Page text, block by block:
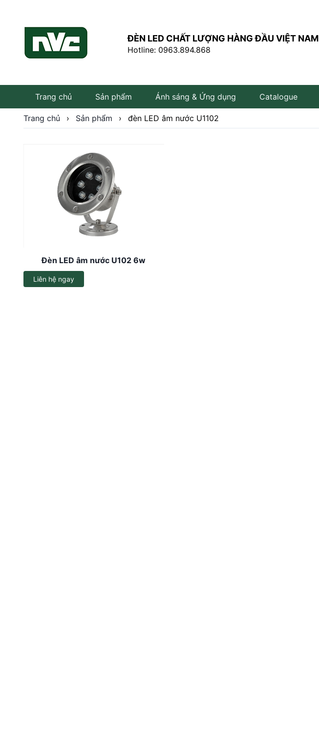
ĐÈN LED CHẤT LƯỢNG HÀNG ĐẦU VIỆT NAM
Hotline: 0963.894.868
Trang chủ Sản phẩm
Đèn LED âm trần
Đèn LED rọi ray
Đèn tuýp LED
Bóng đèn LED
Dây đèn LED
Ánh sáng & Ứng dụng Catalogue
Trang chủ › Sản phẩm › đèn LED âm nước U1102
Đèn LED âm nước U102 6w
Liên hệ ngay